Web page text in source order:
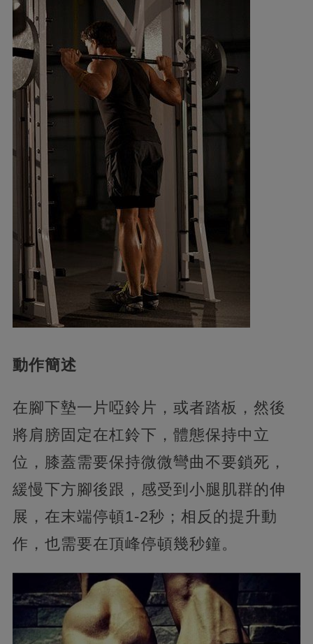
動作簡述
在腳下墊一片啞鈴片，或者踏板，然後
將肩膀固定在杠鈴下，體態保持中立
位，膝蓋需要保持微微彎曲不要鎖死，
緩慢下方腳後跟，感受到小腿肌群的伸
展，在末端停頓1-2秒；相反的提升動
作，也需要在頂峰停頓幾秒鐘。